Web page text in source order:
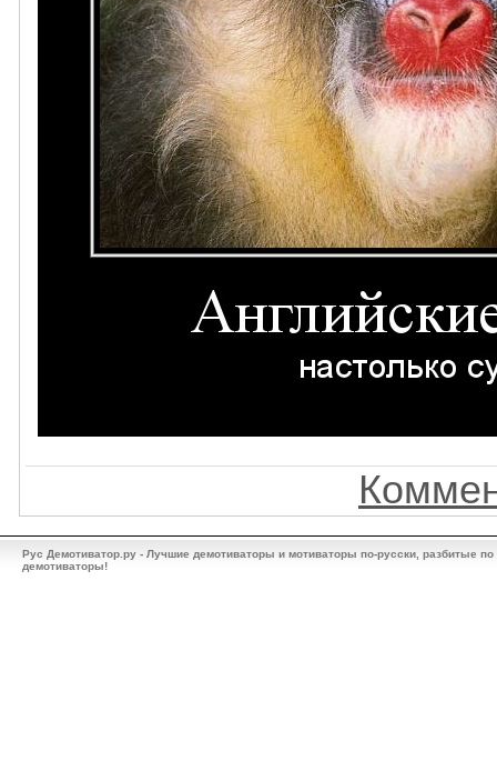
Рус Демотиватор.ру - Лучшие демотиваторы и мотиваторы по-русски, разбитые
демотиваторы!